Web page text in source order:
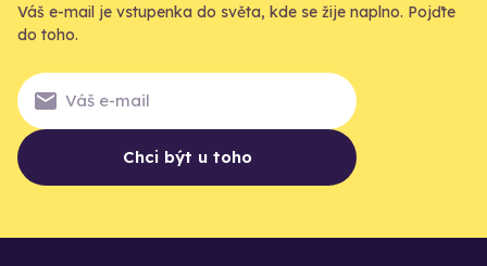
Váš e-mail je vstupenka do světa, kde se žije naplno. Pojďte
do toho.
Chci být u toho